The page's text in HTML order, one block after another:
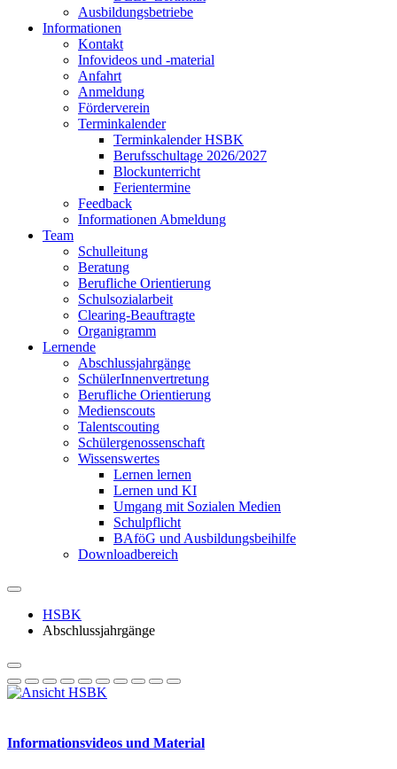
Ausbildungsbetriebe
Informationen
Kontakt
Infovideos und -material
Anfahrt
Anmeldung
Förderverein
Terminkalender
Terminkalender HSBK
Berufsschultage 2026/2027
Blockunterricht
Ferientermine
Feedback
Informationen Abmeldung
Team
Schulleitung
Beratung
Berufliche Orientierung
Schulsozialarbeit
Clearing-Beauftragte
Organigramm
Lernende
Abschlussjahrgänge
SchülerInnenvertretung
Berufliche Orientierung
Medienscouts
Talentscouting
Schüler­genossen­schaft
Wissenswertes
Lernen lernen
Lernen und KI
Umgang mit Sozialen Medien
Schulpflicht
BAföG und Ausbildungsbeihilfe
Downloadbereich
HSBK
Abschlussjahrgänge
Informationsvideos und Material